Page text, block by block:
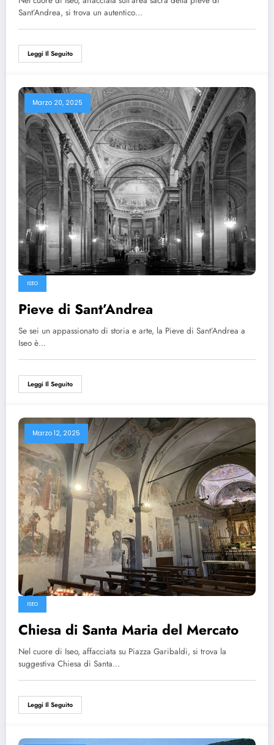
Sant’Andrea, si trova un autentico…
Leggi Il Seguito
Marzo 20, 2025
ISEO
Pieve di Sant’Andrea
Se sei un appassionato di storia e arte, la Pieve di Sant’Andrea a
Iseo è…
Leggi Il Seguito
Marzo 12, 2025
ISEO
Chiesa di Santa Maria del Mercato
Nel cuore di Iseo, affacciata su Piazza Garibaldi, si trova la
suggestiva Chiesa di Santa…
Leggi Il Seguito